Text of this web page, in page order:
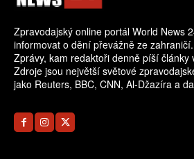
Zpravodajský online portál World News
informovat o dění převážně ze
Zprávy, kam redaktoři denně píší články
Zdroje jsou největší světové
jako Reuters, BBC, CNN, Al-Džazíra a